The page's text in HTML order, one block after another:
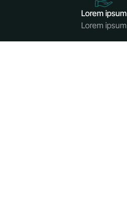
Lorem ipsum
Lorem ipsum